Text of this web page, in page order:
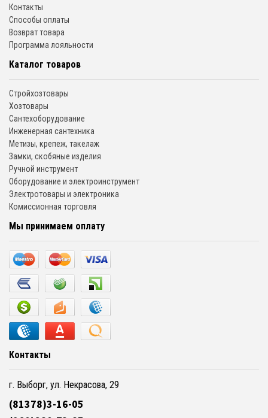
Контакты
Способы оплаты
Возврат товара
Программа лояльности
Каталог товаров
Стройхозтовары
Хозтовары
Сантехоборудование
Инженерная сантехника
Метизы, крепеж, такелаж
Замки, скобяные изделия
Ручной инструмент
Оборудование и электроинструмент
Электротовары и электроника
Комиссионная торговля
Мы принимаем оплату
Контакты
г. Выборг, ул. Некрасова, 29
(81378)3-16-05